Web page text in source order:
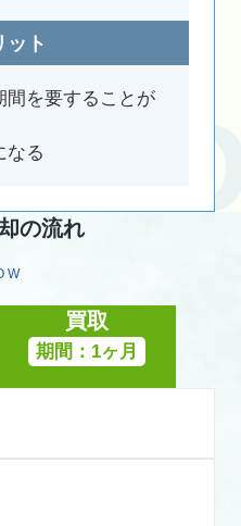
ット
間を要することが
なる
の流れ
買取
期間：1ヶ月